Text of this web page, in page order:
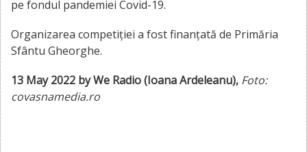
pe fondul pandemiei Covid-19.
Organizarea competiției a fost finanțată de Primăria
Sfântu Gheorghe.
13 May 2022 by We Radio (Ioana Ardeleanu), Foto:
covasnamedia.ro